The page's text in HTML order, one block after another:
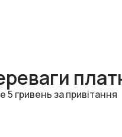
5 гривень за привітання